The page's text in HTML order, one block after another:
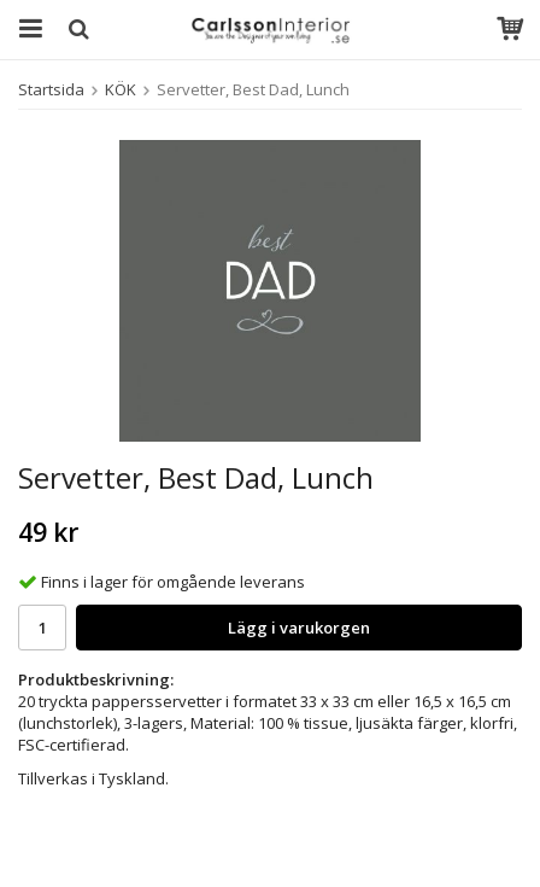
Startsida KÖK Servetter, Best Dad, Lunch
Servetter, Best Dad, Lunch
49 kr
Finns i lager för omgående leverans
Lägg i varukorgen
Produktbeskrivning:
20 tryckta pappersservetter i formatet 33 x 33 cm eller 16,5 x 16,5 cm
(lunchstorlek), 3-lagers, Material: 100 % tissue, ljusäkta färger, klorfri,
FSC-certifierad.
Tillverkas i Tyskland.